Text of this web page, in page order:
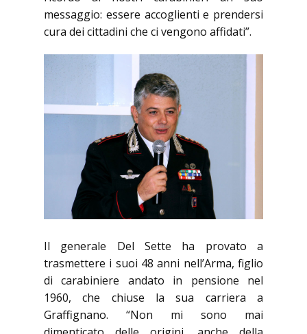
messaggio: essere accoglienti e prendersi
cura dei cittadini che ci vengono affidati”.
Il generale Del Sette ha provato a
trasmettere i suoi 48 anni nell’Arma, figlio
di carabiniere andato in pensione nel
1960, che chiuse la sua carriera a
Graffignano. “Non mi sono mai